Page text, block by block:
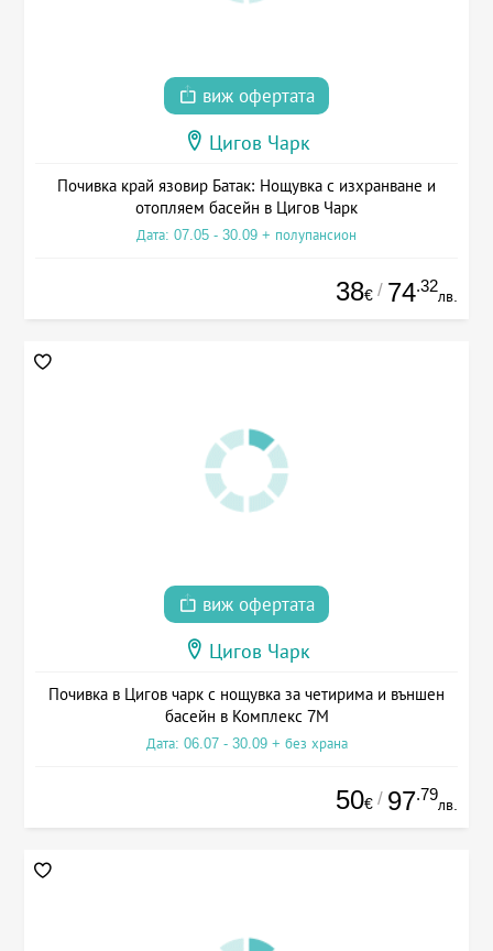
виж офертата
Цигов Чарк
Почивка край язовир Батак: Нощувка с изхранване и
отопляем басейн в Цигов Чарк
Дата: 07.05 - 30.09 + полупансион
38€ / 74.32
лв.
виж офертата
Цигов Чарк
Почивка в Цигов чарк с нощувка за четирима и външен
басейн в Комплекс 7М
Дата: 06.07 - 30.09 + без храна
50€ / 97.79
лв.